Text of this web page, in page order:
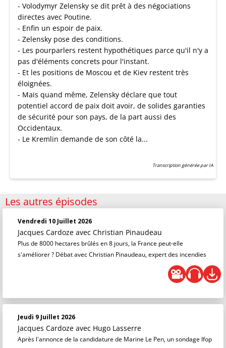
- Volodymyr Zelensky se dit prêt à des négociations
directes avec Poutine.
- Enfin un espoir de paix.
- Zelensky pose des conditions.
- Les pourparlers restent hypothétiques parce qu'il n'y a
pas d'éléments concrets pour l'instant.
- Et les positions de Moscou et de Kiev restent très
éloignées.
- Mais quand même, Zelensky déclare que tout
potentiel accord de paix doit avoir, de solides garanties
de sécurité pour son pays, de la part aussi des
Occidentaux.
- Le Kremlin demande de son côté la...
Transcription générée par IA
Les autres épisodes
Vendredi 10 Juillet 2026
Jacques Cardoze avec Christian Pinaudeau
Plus de 8000 hectares brûlés en 8 jours, la France peut-elle
s'améliorer ? Débat avec Christian Pinaudeau, expert des incendies
Jeudi 9 Juillet 2026
Jacques Cardoze avec Hugo Lasserre
Après l'annonce de la candidature de Marine Le Pen, un sondage Ifop